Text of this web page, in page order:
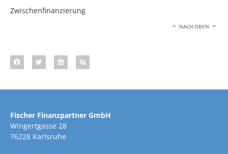
Zwischenfinanzierung
NACH OBEN
Fischer Finanzpartner GmbH
Wingertgasse 28
76228 Karlsruhe